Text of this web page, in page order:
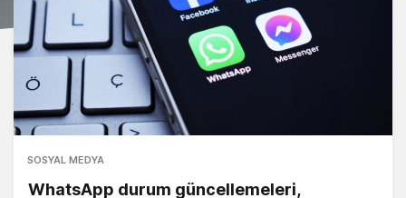
SOSYAL MEDYA
WhatsApp durum güncellemeleri,